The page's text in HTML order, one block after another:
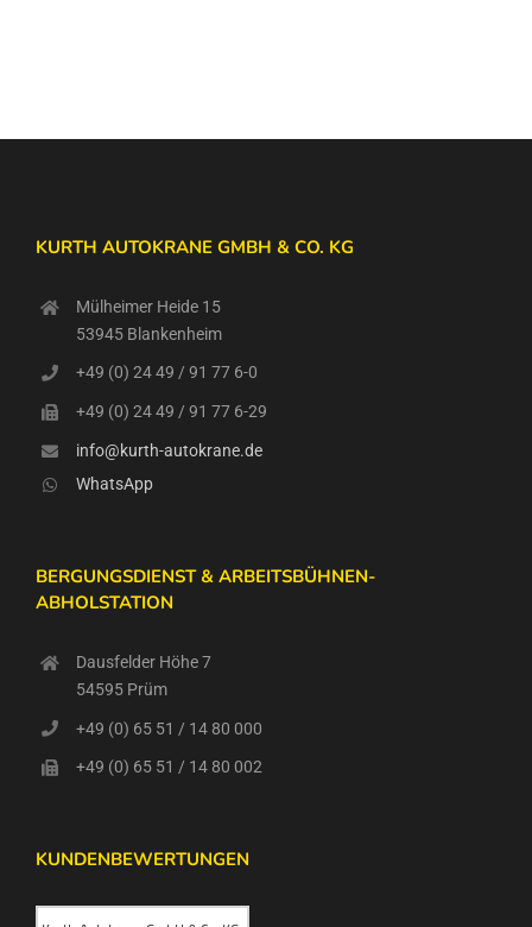
KURTH AUTOKRANE GMBH & CO. KG
Mülheimer Heide 15
53945 Blankenheim
+49 (0) 24 49 / 91 77 6-0
+49 (0) 24 49 / 91 77 6-29
info@kurth-autokrane.de
WhatsApp
BERGUNGSDIENST & ARBEITSBÜHNEN-
ABHOLSTATION
Dausfelder Höhe 7
54595 Prüm
+49 (0) 65 51 / 14 80 000
+49 (0) 65 51 / 14 80 002
KUNDENBEWERTUNGEN